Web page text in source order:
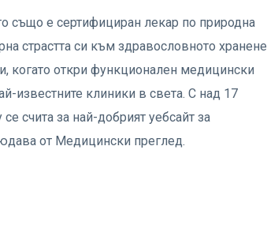
също е сертифициран лекар по природна
страстта си към здравословното хранене
когато откри функционален медицински
известните клиники в света. С над 17
счита за най-добрият уебсайт за
от Медицински преглед.